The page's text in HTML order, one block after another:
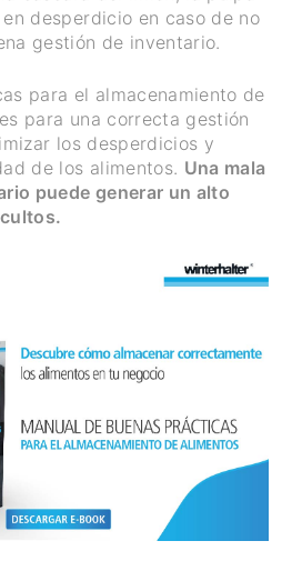
desperdicio en caso de no
gestión de inventario.
para el almacenamiento de
para una correcta gestión
los desperdicios y
de los alimentos. Una mala
puede generar un alto